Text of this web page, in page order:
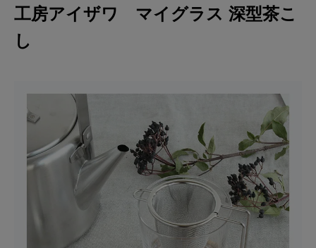
工房アイザワ マイグラス 深型茶こ
し